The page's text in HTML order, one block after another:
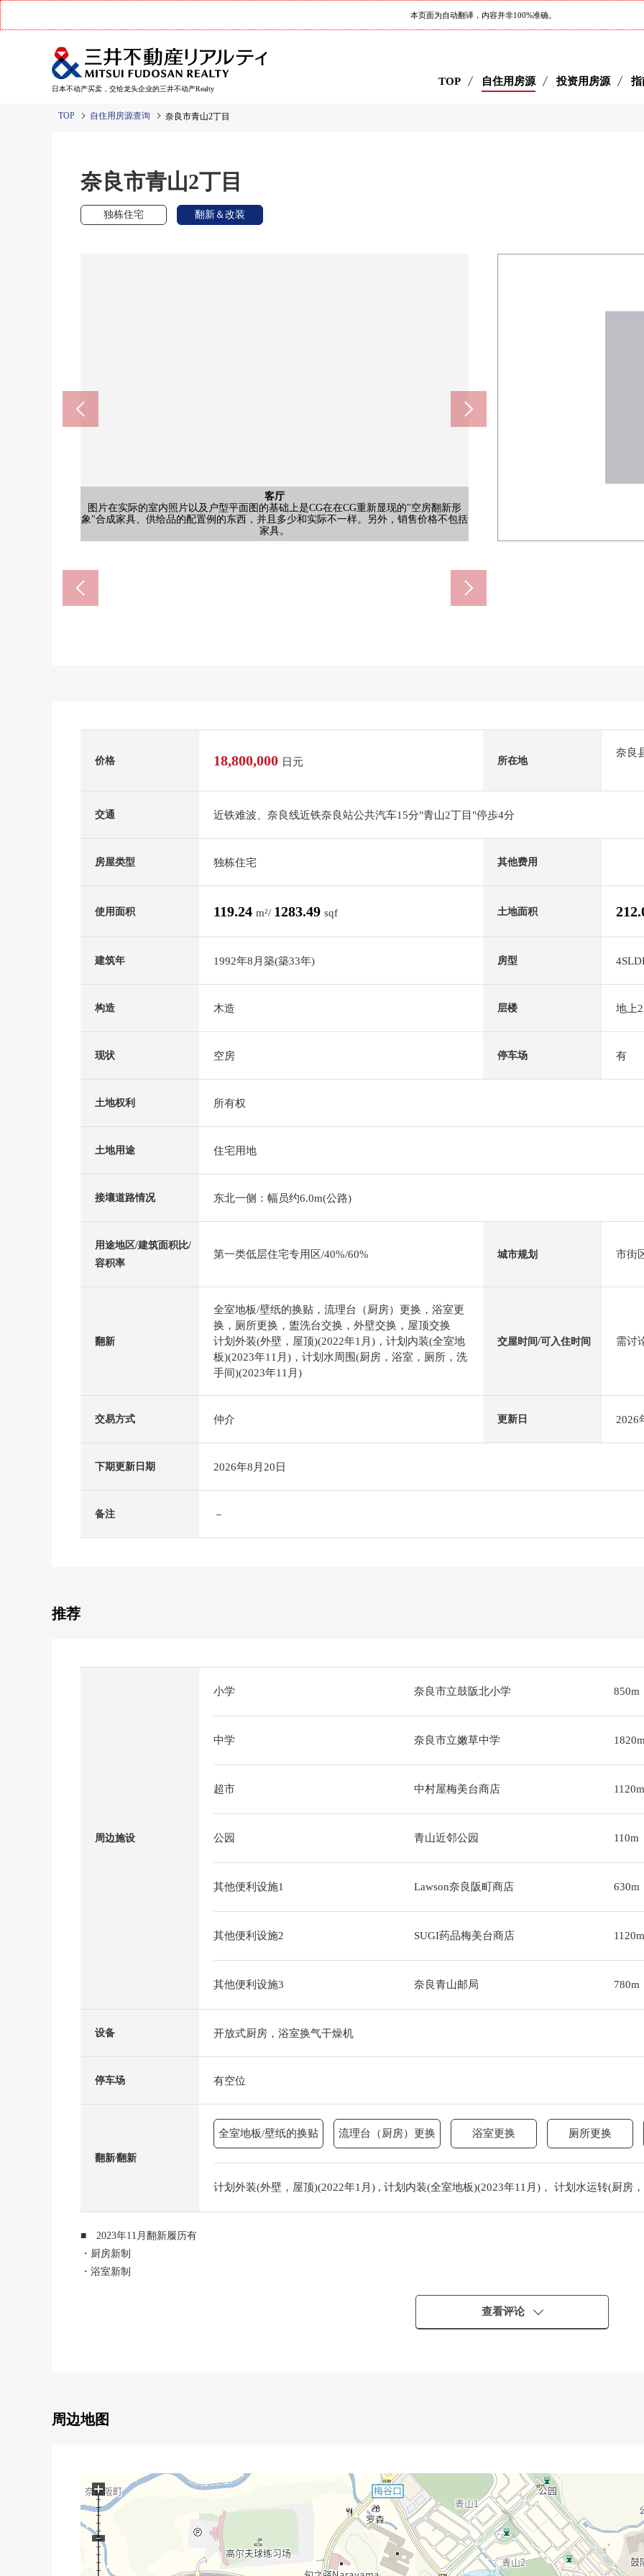
本页面为自动翻译，内容并非100%准确。
日本不动产买卖，交给龙头企业的三井不动产Realty
TOP 自住用房源 投资用房源 指
TOP 自住用房源查询 奈良市青山2丁目
奈良市青山2丁目
独栋住宅 翻新＆改装
客厅
图片在实际的室内照片以及户型平面图的基础上是CG在在CG重新显现的"空房翻新形
象"合成家具、供给品的配置例的东西，并且多少和实际不一样。另外，销售价格不包括
家具。
厨房
外观
外观
厨房
公共汽车
公共汽车
室内
约8.0张塌塌米西式房间
室内
约8.0张塌塌米西式房间
室内
约6.0张塌塌米西式房间
西式房间
约6.0张塌塌米西式房间
室内
日式房间
日式房间
日式房间
厕所
厕所
门口
门口
风景
价格 18,800,000 日元 所在地
奈良
交通 近铁难波、奈良线近铁奈良站公共汽车15分"青山2丁目"停歩4分
房屋类型 独栋住宅 其他费用
使用面积 119.24 m²/ 1283.49 sqf 土地面积
建筑年 1992年8月築(築33年) 房型
构造 木造 层楼 地上
现状 空房 停车场 有
土地权利 所有权
土地用途 住宅用地
接壤道路情况 东北一侧：幅员约6.0m(公路)
用途地区/建筑面积比/
容积率
第一类低层住宅专用区/40%/60% 城市规划 市街
翻新
全室地板/壁纸的换贴，流理台（厨房）更换，浴室更
换，厕所更换，盥洗台交换，外壁交换，屋顶交换
计划外装(外壁，屋顶)(2022年1月)，计划内装(全室地
板)(2023年11月)，计划水周围(厨房，浴室，厕所，洗
手间)(2023年11月)
交屋时间/可入住时间 需讨
交易方式 仲介 更新日 2026
下期更新日期 2026年8月20日
备注 －
推荐
周边施设
小学 奈良市立鼓阪北小学 850m
中学 奈良市立嫩草中学
超市 中村屋梅美台商店 1120m
公园 青山近邻公园 110m
其他便利设施1 Lawson奈良阪町商店 630m
其他便利设施2 SUGI药品梅美台商店 1120m
其他便利设施3 奈良青山邮局 780m
设备 开放式厨房，浴室换气干燥机
停车场 有空位
翻新⁄翻新
全室地板/壁纸的换贴 流理台（厨房）更换 浴室更换 厕所更换
计划外装(外壁，屋顶)(2022年1月) , 计划内装(全室地板)(2023年11月)， 计划水运转(厨房
■ 2023年11月翻新履历有
・厨房新制
・浴室新制
■ 推荐焦点━━━━━━━━━━━━━━━・・・・・
○土地面积：212.00平米(约64.13坪)
○与家族的会话兴奋起来的开放式厨房
○在各居室收纳有
○在浴室烘干机有是雨天，但是轻松洗衣
○浴室裡有窗
查看评论
周边地图
+